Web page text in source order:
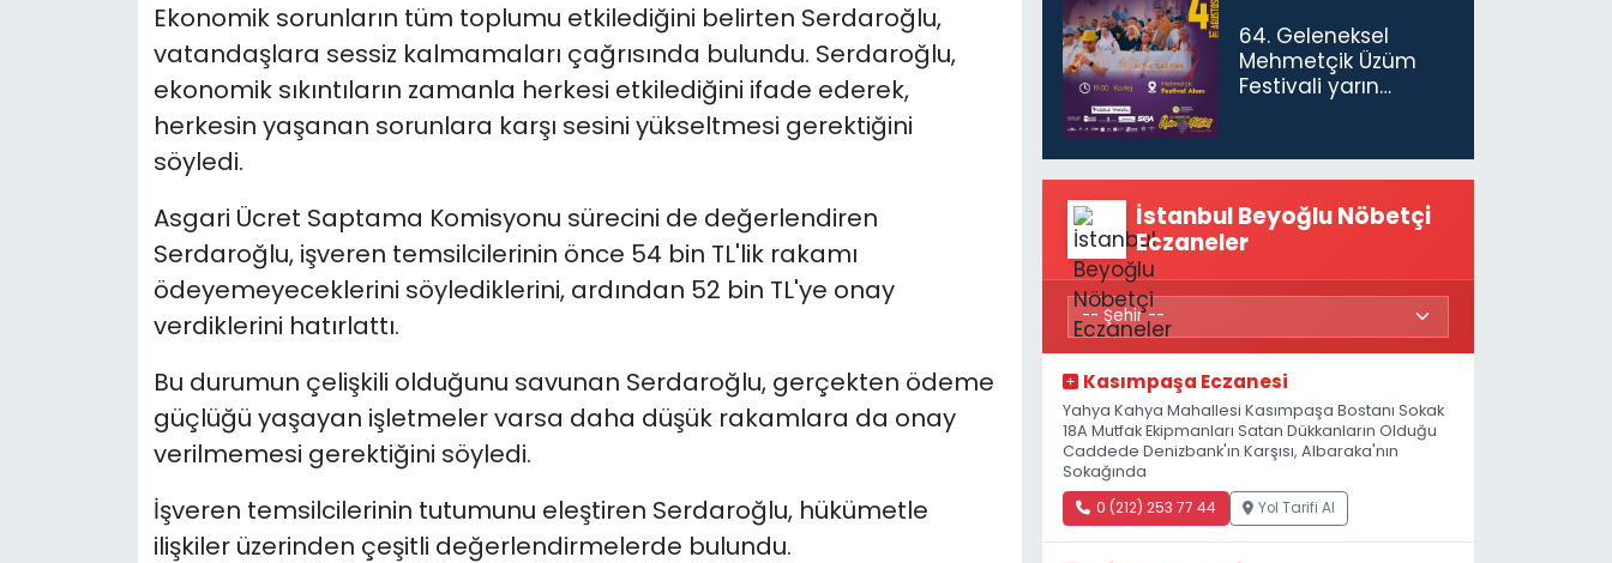
Ekonomik sorunların tüm toplumu etkilediğini belirten Serdaroğlu,
vatandaşlara sessiz kalmamaları çağrısında bulundu. Serdaroğlu,
ekonomik sıkıntıların zamanla herkesi etkilediğini ifade ederek,
herkesin yaşanan sorunlara karşı sesini yükseltmesi gerektiğini
söyledi.
Asgari Ücret Saptama Komisyonu sürecini de değerlendiren
Serdaroğlu, işveren temsilcilerinin önce 54 bin TL'lik rakamı
ödeyemeyeceklerini söylediklerini, ardından 52 bin TL'ye onay
verdiklerini hatırlattı.
Bu durumun çelişkili olduğunu savunan Serdaroğlu, gerçekten ödeme
güçlüğü yaşayan işletmeler varsa daha düşük rakamlara da onay
verilmemesi gerektiğini söyledi.
İşveren temsilcilerinin tutumunu eleştiren Serdaroğlu, hükümetle
ilişkiler üzerinden çeşitli değerlendirmelerde bulundu.
64. Geleneksel
Mehmetçik Üzüm
Festivali yarın
İstanbul Beyoğlu Nöbetçi
Eczaneler
Kasımpaşa Eczanesi
Yahya Kahya Mahallesi Kasımpaşa Bostanı Sokak
18A Mutfak Ekipmanları Satan Dükkanların Olduğu
Caddede Denizbank'ın Karşısı, Albaraka'nın
Sokağında
0 (212) 253 77 44 Yol Tarifi Al